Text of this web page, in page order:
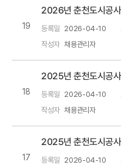
19
2026년 춘천도시공
등록일 2026-04-10
작성자 채용관리자
18
2025년 춘천도시공
등록일 2026-04-10
작성자 채용관리자
17
2025년 춘천도시공
등록일 2026-04-10